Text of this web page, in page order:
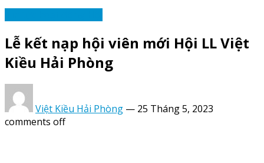
Lễ kết nạp hội viên mới Hội LL Việt
Kiều Hải Phòng
Việt Kiều Hải Phòng — 25 Tháng 5, 2023
comments off